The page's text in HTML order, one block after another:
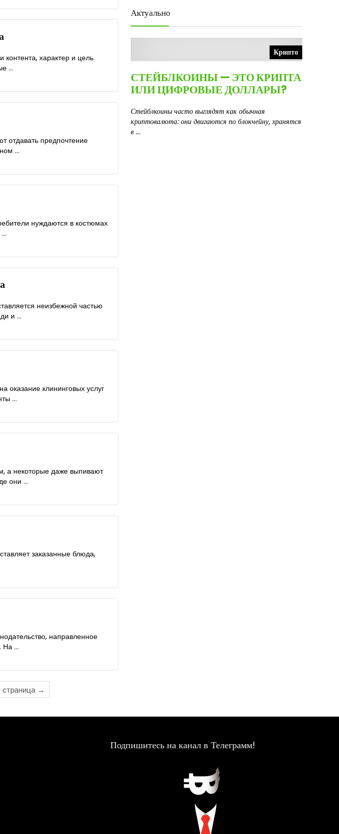
контента, характер и цель
...
отдавать предпочтение
...
нуждаются в костюмах
неизбежной частью
и ...
оказание клининговых услуг
...
а некоторые даже выпивают
они ...
заказанные блюда,
направленное
На ...
→
Актуально
Крипто
СТЕЙБЛКОИНЫ — ЭТО КРИПТА
ИЛИ ЦИФРОВЫЕ ДОЛЛАРЫ?
Стейблкоины часто выглядят как обычная
криптовалюта: они двигаются по блокчейну, хранятся
в ...
Подпишитесь на канал в Телеграмм!